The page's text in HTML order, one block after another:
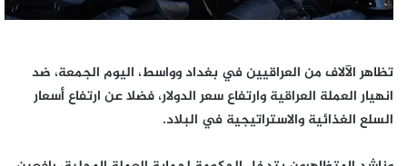
تظاهر الآلاف من العراقيين في بغداد وواسط، اليوم الجمعة، ضد
انهيار العملة العراقية وارتفاع سعر الدولار، فضلا عن ارتفاع أسعار
السلع الغذائية والاستراتيجية في البلاد.